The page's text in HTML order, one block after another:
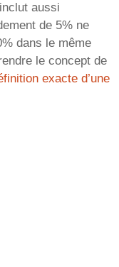
aussi
de 5% ne
dans le même
le concept de
exacte d’une